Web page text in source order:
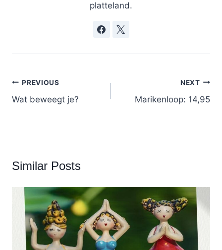
platteland.
Post
navigation
PREVIOUS
Wat beweegt je?
NEXT
Marikenloop: 14,95
Similar Posts